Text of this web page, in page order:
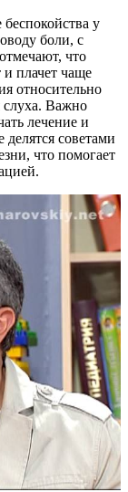
у
боли, с
что
и плачет чаще
относительно
Важно
лечение и
советами
что помогает